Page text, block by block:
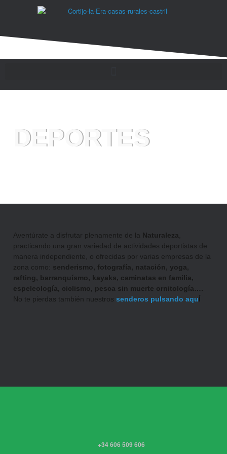
DEPORTES
Aventúrate a disfrutar plenamente de la Naturaleza
practicando una gran variedad de actividades deportistas de
manera independiente, o ofrecidas por varias empresas de la
zona como: senderismo, fotografía, natación, yoga,
rafting, barranquísmo, kayaks, caminatas en familia,
espeleología, ciclismo, pesca sin muerte ornitología….
No te pierdas también nuestros senderos pulsando aquÍ
+34 606 509 606